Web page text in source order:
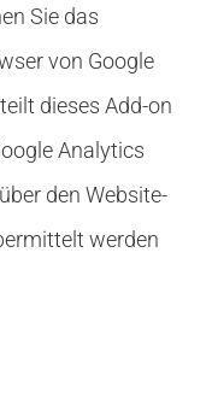
Sie das
von Google
dieses Add-on
Analytics
den Website-
werden